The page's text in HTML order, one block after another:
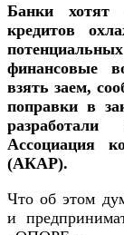
Банки хотят
кредитов
финансовые
взять заем,
поправки в
Ассоциация
(АКАР).
Что об этом
и